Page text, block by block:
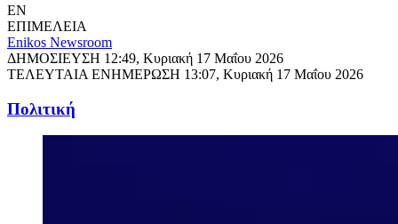
EN
ΕΠΙΜΕΛΕΙΑ
Enikos Newsroom
ΔΗΜΟΣΙΕΥΣΗ 12:49, Κυριακή 17 Μαΐου 2026
ΤΕΛΕΥΤΑΙΑ ΕΝΗΜΕΡΩΣΗ 13:07, Κυριακή 17 Μαΐου 2026
Πολιτική